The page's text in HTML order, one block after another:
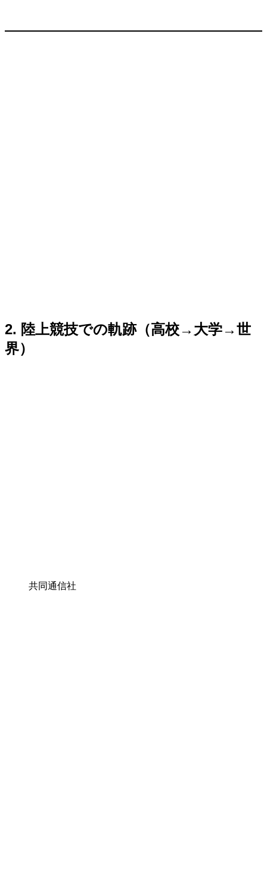
2. 陸上競技での軌跡（高校→大学→世
界）
共同通信社